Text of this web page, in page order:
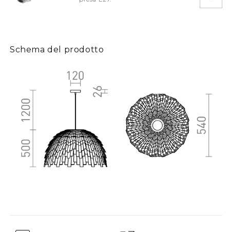
Schema del prodotto